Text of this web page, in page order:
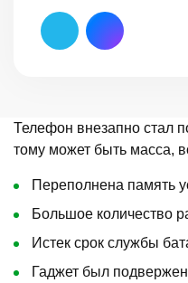
Телефон внезапно стал
тому может быть масса,
Переполнена память
Большое количество
Истек срок службы
Гаджет был